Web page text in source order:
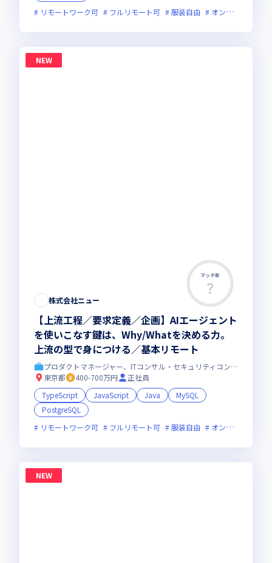
リモートワーク可
フルリモート可 服装自由 オンライン選考可
NEW
マッチ率
株式会社ニュー
【上流工程／要求定義／企画】AIエージェント
を使いこなす鍵は、Why/Whatを決める力。
上流の型で身につける／基本リモート
プロダクトマネージャー、ITコンサル・セキュリティコンサル
東京都
400-700万円
正社員
TypeScript
JavaScript Java
MySQL
PostgreSQL
リモートワーク可
フルリモート可 服装自由 オンライン選考可
NEW